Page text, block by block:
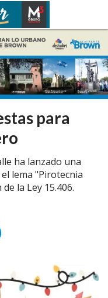
para
ha lanzado una
lema "Pirotecnia
la Ley 15.406.